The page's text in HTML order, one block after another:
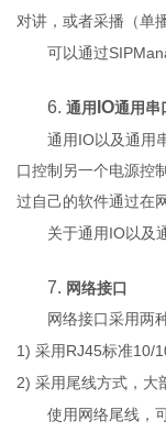
对讲，或者采播（单
可以通过
6. 通用 IO通用串
通用 IO以及通用
口控制另一个电源控
过自己的软件通过在
关于通用 IO以及
7. 网络接口
网络接口采用两
1) 采用 RJ45标准10/
2) 采用尾线方式，大
使用网络尾线，